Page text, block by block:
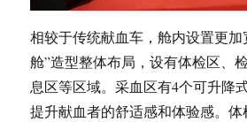
相较于传统献血车，舱内设置更加
舱”造型整体布局，设有体检区、
息区等区域。采血区有4个可升降
提升献血者的舒适感和体验感。